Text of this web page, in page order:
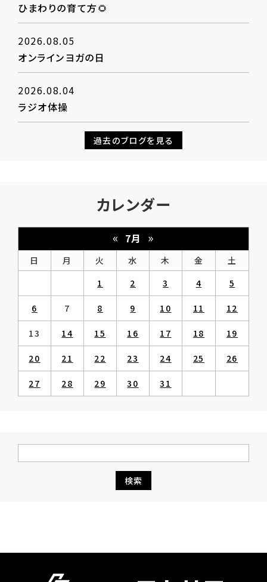
ひまわりの育て方🌻
2026.08.05
オンラインヨガの日
2026.08.04
ラジオ体操
過去のブログを見る
カレンダー
« 7月 »
日 月 火 水 木 金
土
1
2 3 4 5
6 7 8 9 10 11 12
13 14 15 16 17 18 19
20 21 22 23 24 25 26
27 28 29 30 31